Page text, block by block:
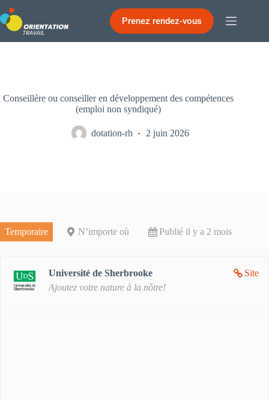
au
contenu
Prenez rendez-vous
Conseillère ou conseiller en développement des compétences
(emploi non syndiqué)
dotation-rh 2 juin 2026
Temporaire N’importe où Publié il y a 2 mois
Site
Université de Sherbrooke
Ajoutez votre nature à la nôtre!